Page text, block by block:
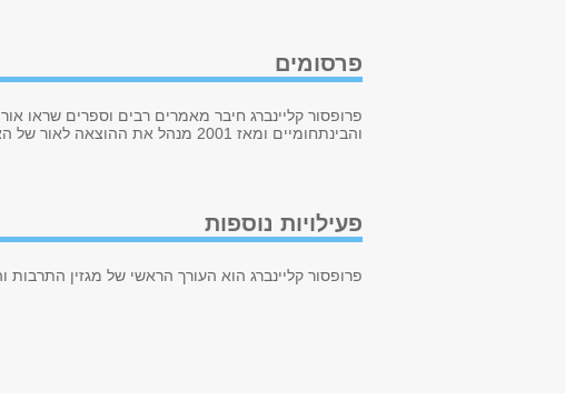
פרסומים
פרופסור קליינברג חיבר מאמרים רבים וספרים שראו
והבינתחומיים ומאז 2001 מנהל את ההוצאה לאור של
פעילויות נוספות
פרופסור קליינברג הוא העורך הראשי של מגזין התרבות